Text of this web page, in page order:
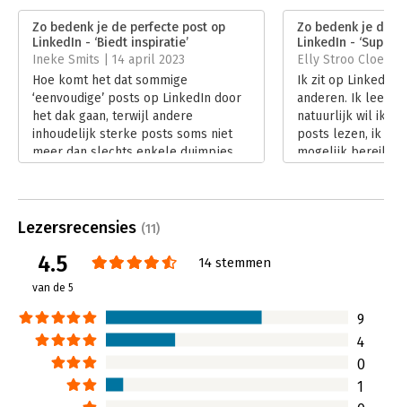
Verschijningsdatum:
Hoofdrubriek: Internet en social media Marketing
Zo bedenk je de perfecte post op
LinkedIn - ‘Biedt inspiratie’
Ineke Smits | 14 april 2023
Hoe komt het dat sommige
‘eenvoudige’ posts op LinkedIn door
het dak gaan, terwijl andere
inhoudelijk sterke posts soms niet
meer dan slechts enkele duimpjes
uitoefenen op je zichtbaarheid en
plaatsen van de juiste content.
Zo bedenk je de
LinkedIn -
Elly Stroo Cloeck
Ik zit op
anderen. Ik lees
natuurlijk wil ik
posts lezen, ik
mogelijk bereik.
Lezersrecensies (11)
4.5
van de 5
14 stemmen
9
4
0
1